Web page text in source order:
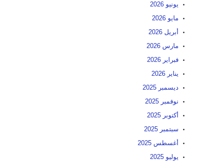
يونيو 2026
مايو 2026
أبريل 2026
مارس 2026
فبراير 2026
يناير 2026
ديسمبر 2025
نوفمبر 2025
أكتوبر 2025
سبتمبر 2025
أغسطس 2025
يوليو 2025